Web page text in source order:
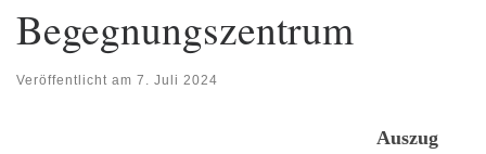
Begegnungszentrum
Veröffentlicht am 7. Juli 2024
Auszug